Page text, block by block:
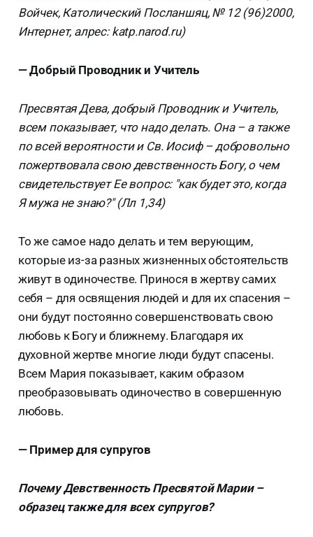
Войчек, Католический Посланшяц, № 12 (96)2000,
Интернет, алрес: katp.narod.ru)
— Добрый Проводник и Учитель
Пресвятая Дева, добрый Проводник и Учитель,
всем показывает, что надо делать. Она – а также
по всей вероятности и Св. Иосиф – добровольно
пожертвовала свою девственность Богу, о чем
свидетельствует Ее вопрос: "как будет это, когда
Я мужа не знаю?" (Лл 1,34)
То же самое надо делать и тем верующим,
которые из-за разных жизненных обстоятельств
живут в одиночестве. Принося в жертву самих
себя – для освящения людей и для их спасения –
они будут постоянно совершенствовать свою
любовь к Богу и ближнему. Благодаря их
духовной жертве многие люди будут спасены.
Всем Мария показывает, каким образом
преобразовывать одиночество в совершенную
любовь.
— Пример для супругов
Почему Девственность Пресвятой Марии –
образец также для всех супругов?